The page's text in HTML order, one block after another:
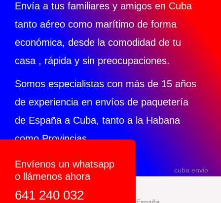
Envía a tus familiares y amigos en Cuba
tanto aéreo como marítimo de forma
económica, desde la comodidad de tu
casa , rápida y sin preocupaciones.
Somos especialistas con más de 15 años
de experiencia en envíos de paquetería
de España a Cuba, tanto a la Habana
como Provincias
Envíenos un whatsapp
o llámenos ahora
641 240 032